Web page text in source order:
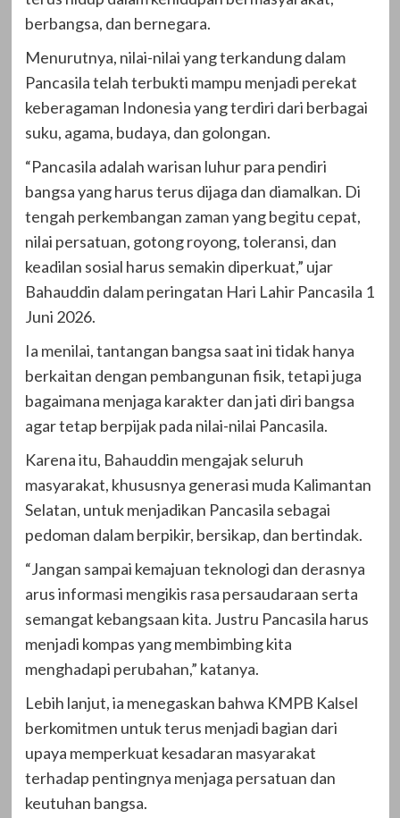
berbangsa, dan bernegara.
Menurutnya, nilai-nilai yang terkandung dalam
Pancasila telah terbukti mampu menjadi perekat
keberagaman Indonesia yang terdiri dari berbagai
suku, agama, budaya, dan golongan.
“Pancasila adalah warisan luhur para pendiri
bangsa yang harus terus dijaga dan diamalkan. Di
tengah perkembangan zaman yang begitu cepat,
nilai persatuan, gotong royong, toleransi, dan
keadilan sosial harus semakin diperkuat,” ujar
Bahauddin dalam peringatan Hari Lahir Pancasila 1
Juni 2026.
Ia menilai, tantangan bangsa saat ini tidak hanya
berkaitan dengan pembangunan fisik, tetapi juga
bagaimana menjaga karakter dan jati diri bangsa
agar tetap berpijak pada nilai-nilai Pancasila.
Karena itu, Bahauddin mengajak seluruh
masyarakat, khususnya generasi muda Kalimantan
Selatan, untuk menjadikan Pancasila sebagai
pedoman dalam berpikir, bersikap, dan bertindak.
“Jangan sampai kemajuan teknologi dan derasnya
arus informasi mengikis rasa persaudaraan serta
semangat kebangsaan kita. Justru Pancasila harus
menjadi kompas yang membimbing kita
menghadapi perubahan,” katanya.
Lebih lanjut, ia menegaskan bahwa KMPB Kalsel
berkomitmen untuk terus menjadi bagian dari
upaya memperkuat kesadaran masyarakat
terhadap pentingnya menjaga persatuan dan
keutuhan bangsa.